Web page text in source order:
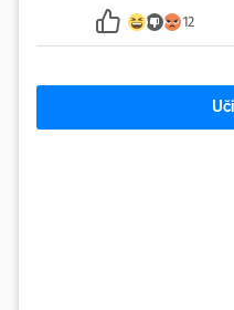
ga uhitili, a psa je preuzeo
12